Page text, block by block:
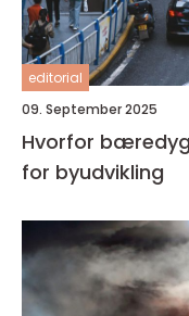
editorial
09. September 2025
Hvorfor
for byudvikling